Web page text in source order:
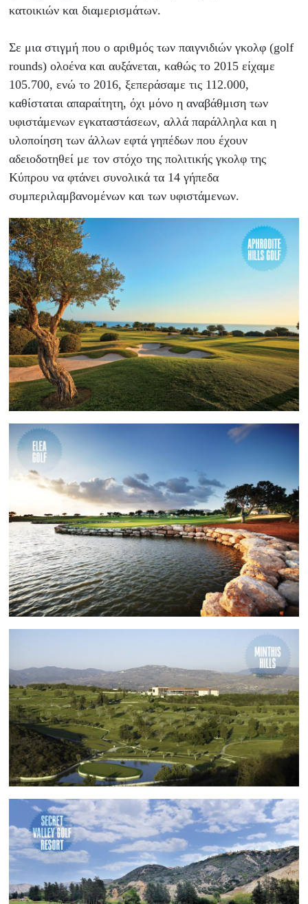
κατοικιών και διαμερισμάτων.
Σε μια στιγμή που ο αριθμός των παιγνιδιών γκολφ (golf
rounds) ολοένα και αυξάνεται, καθώς το 2015 είχαμε
105.700, ενώ το 2016, ξεπεράσαμε τις 112.000,
καθίσταται απαραίτητη, όχι μόνο η αναβάθμιση των
υφιστάμενων εγκαταστάσεων, αλλά παράλληλα και η
υλοποίηση των άλλων εφτά γηπέδων που έχουν
αδειοδοτηθεί με τον στόχο της πολιτικής γκολφ της
Κύπρου να φτάνει συνολικά τα 14 γήπεδα
συμπεριλαμβανομένων και των υφιστάμενων.